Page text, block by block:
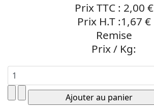
Prix TTC : 2,00 €
Prix H.T :1,67 €
Remise
Prix / Kg: